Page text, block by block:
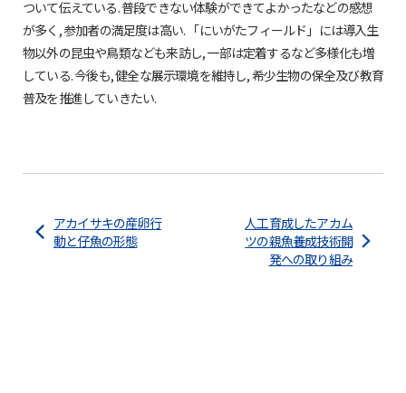
ついて伝えている. 普段できない体験ができてよかったなどの感想
が多く, 参加者の満足度は高い. 「にいがたフィールド」には導入生
物以外の昆虫や鳥類なども来訪し, 一部は定着するなど多様化も増
している. 今後も, 健全な展示環境を維持し, 希少生物の保全及び教育
普及を推進していきたい.
アカイサキの産卵行
動と仔魚の形態
人工育成したアカム
ツの親魚養成技術開
発への取り組み